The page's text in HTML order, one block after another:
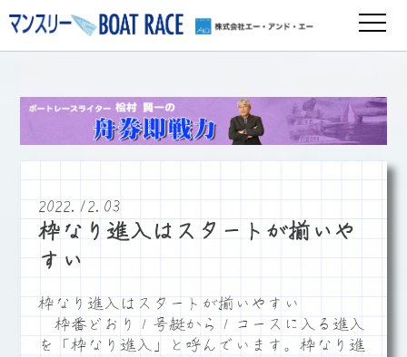
2022.12.03
枠なり進入はスタートが揃いや
すい
枠なり進入はスタートが揃いやすい
枠番どおり１号艇から１コースに入る進入
を「枠なり進入」と呼んでいます。枠なり進